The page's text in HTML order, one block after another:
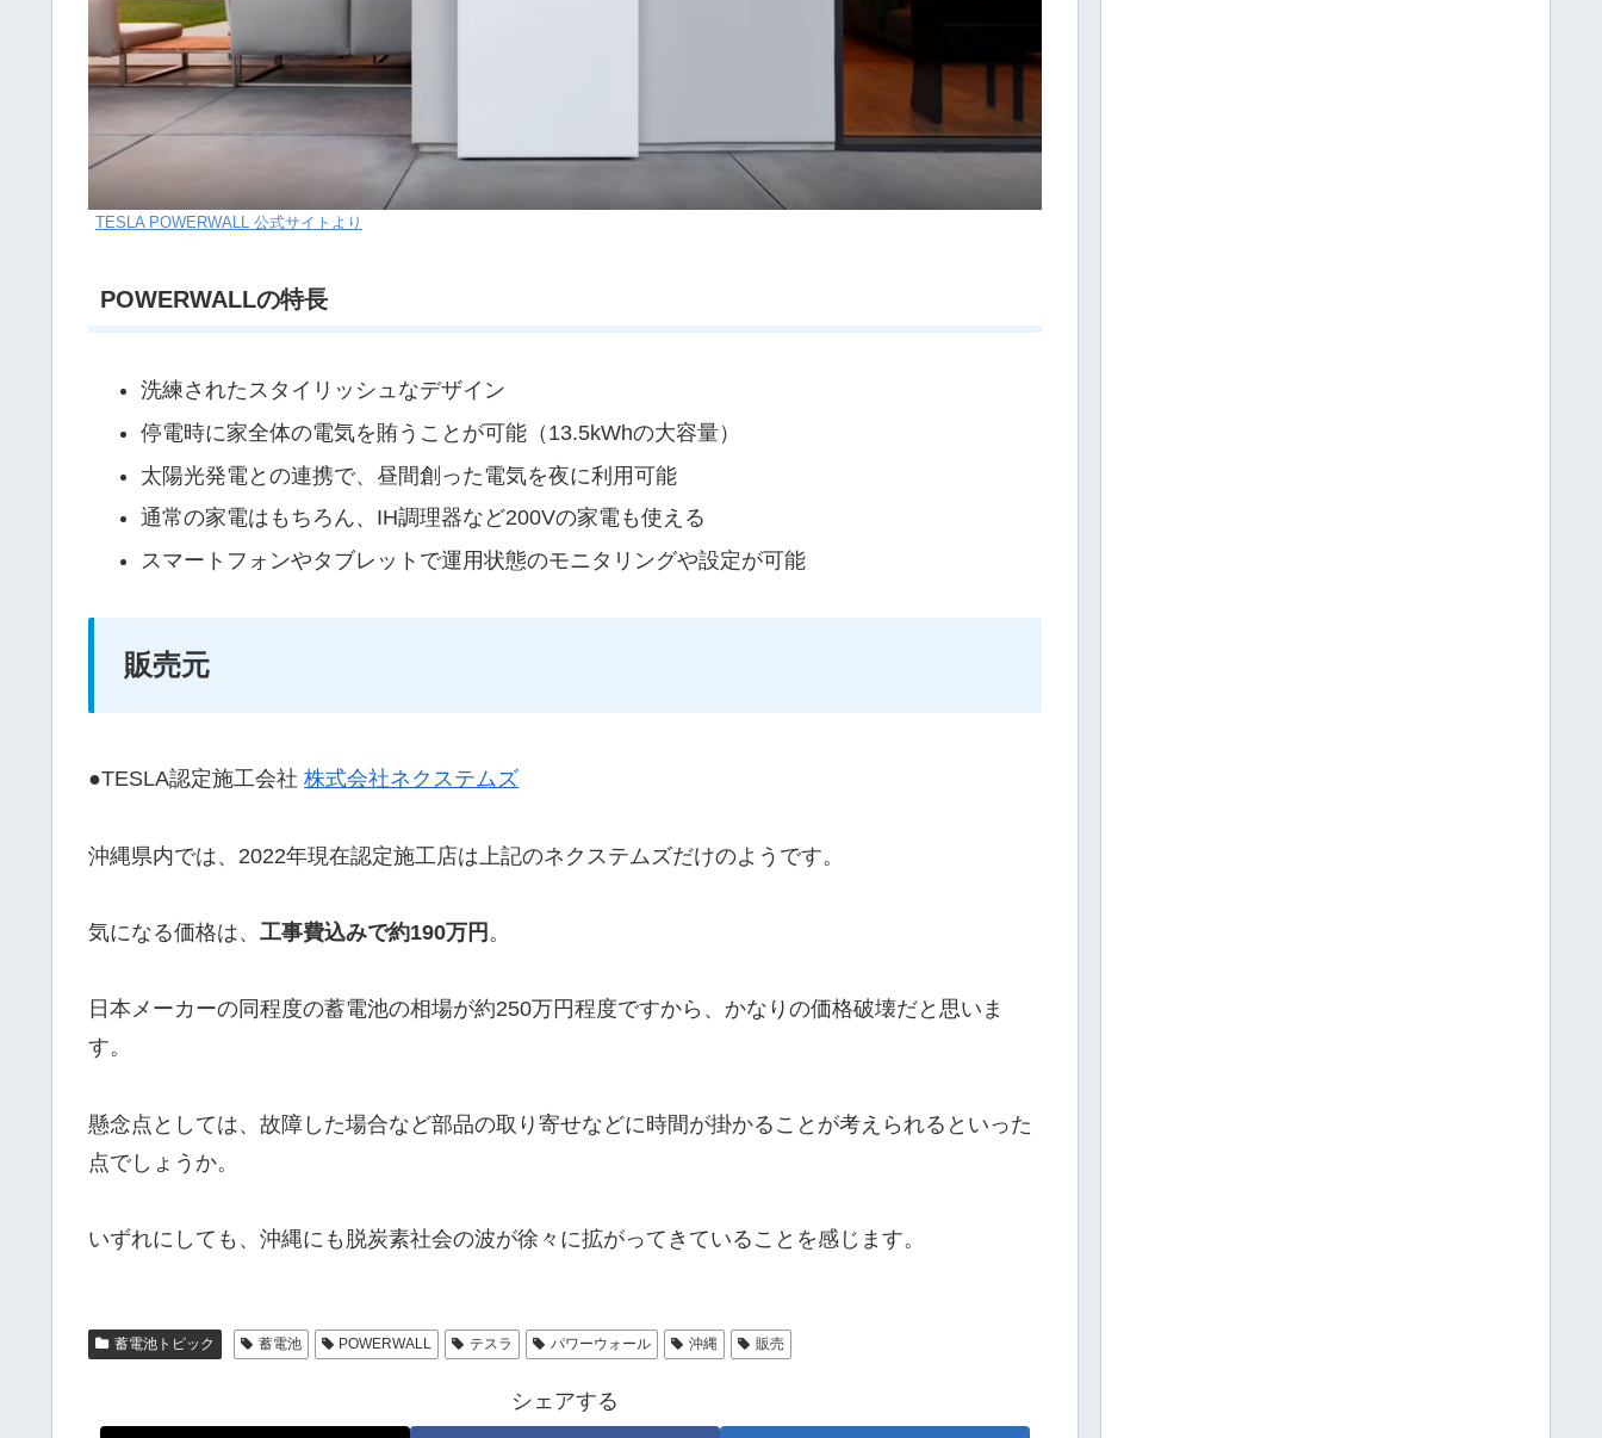
TESLA POWERWALL 公式サイトより
POWERWALLの特長
洗練されたスタイリッシュなデザイン
停電時に家全体の電気を賄うことが可能（13.5kWhの大容量）
太陽光発電との連携で、昼間創った電気を夜に利用可能
通常の家電はもちろん、IH調理器など200Vの家電も使える
スマートフォンやタブレットで運用状態のモニタリングや設定が可能
販売元
●TESLA認定施工会社 株式会社ネクステムズ
沖縄県内では、2022年現在認定施工店は上記のネクステムズだけのようです。
気になる価格は、 工事費込みで約190万円 。
日本メーカーの同程度の蓄電池の相場が約250万円程度ですから、かなりの価格破壊だと思いま
す。
懸念点としては、故障した場合など部品の取り寄せなどに時間が掛かることが考えられるといった
点でしょうか。
いずれにしても、沖縄にも脱炭素社会の波が徐々に拡がってきていることを感じます。
蓄電池トピック 蓄電池 POWERWALL テスラ パワーウォール 沖縄 販売
シェアする